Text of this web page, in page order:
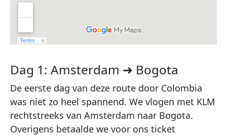
Dag 1: Amsterdam ➜ Bogota
De eerste dag van deze route door Colombia
was niet zo heel spannend. We vlogen met KLM
rechtstreeks van Amsterdam naar Bogota.
Overigens betaalde we voor ons ticket